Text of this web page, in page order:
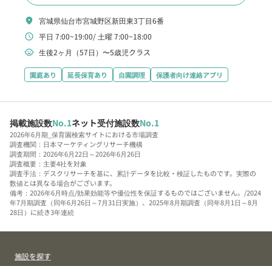
location_on 宮城県仙台市宮城野区新田東3丁目6番
schedule 平日 7:00~19:00 土曜 7:00~18:00
child_care 生後2ヶ月（57日）〜5歳児クラス
園庭あり 延長保育あり 自園調理 保護者向け連絡アプリ
掲載施設数No.1ネット受付施設数No.1
2026年6月期_保育園検索サイトにおける市場調査
調査機関：日本マーケティングリサーチ機構
調査期間：2026年6月22日～2026年6月26日
調査概要：主要4社を対象
調査手法：デスクリサーチを基に、累計データを比較・検証したものです。実際の
数値とは異なる場合がございます。
備考：2026年6月時点/効果効能等や優位性を保証するものではございません。/2024
年7月期調査（同年6月26日～7月31日実施）、2025年8月期調査（同年8月1日～8月
28日）に続き3年連続
施設を探す